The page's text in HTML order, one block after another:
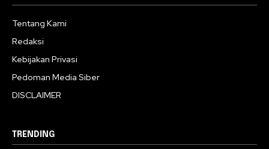
Tentang Kami
Redaksi
Kebijakan Privasi
Pedoman Media Siber
DISCLAIMER
TRENDING